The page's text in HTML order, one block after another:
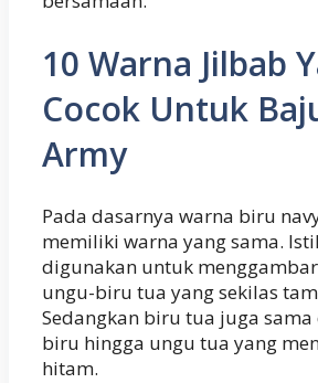
10 Warna Jilbab
Cocok Untuk
Army
Pada dasarnya warna biru
memiliki warna yang sama.
digunakan untuk
ungu-biru tua yang sekilas
Sedangkan biru tua juga sama
biru hingga ungu tua yang
hitam.